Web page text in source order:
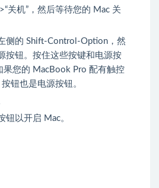
关机”，然后等待您的 Mac 关
侧的 Shift-Control-Option，然
按钮。按住这些按键和电源按
果您的 MacBook Pro 配有触控
钮也是电源按钮。
钮以开启 Mac。